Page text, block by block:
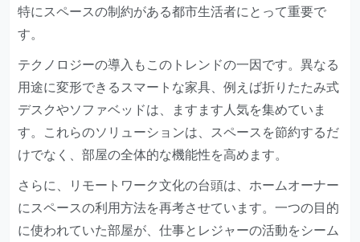
特にスペースの制約がある都市生活者にとって重要で
す。
テクノロジーの導入もこのトレンドの一因です。異なる
用途に変形できるスマートな家具、例えば折りたたみ式
デスクやソファベッドは、ますます人気を集めていま
す。これらのソリューションは、スペースを節約するだ
けでなく、部屋の全体的な機能性を高めます。
さらに、リモートワーク文化の台頭は、ホームオーナー
にスペースの利用方法を再考させています。一つの目的
に使われていた部屋が、仕事とレジャーの活動をシーム